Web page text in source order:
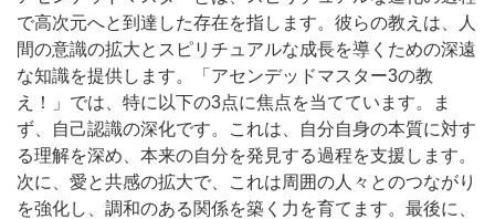
で高次元へと到達した存在を指します。彼らの教えは、人
間の意識の拡大とスピリチュアルな成長を導くための深遠
な知識を提供します。「アセンデッドマスター3の教
え！」では、特に以下の3点に焦点を当てています。ま
ず、自己認識の深化です。これは、自分自身の本質に対す
る理解を深め、本来の自分を発見する過程を支援します。
次に、愛と共感の拡大で、これは周囲の人々とのつながり
を強化し、調和のある関係を築く力を育てます。最後に、